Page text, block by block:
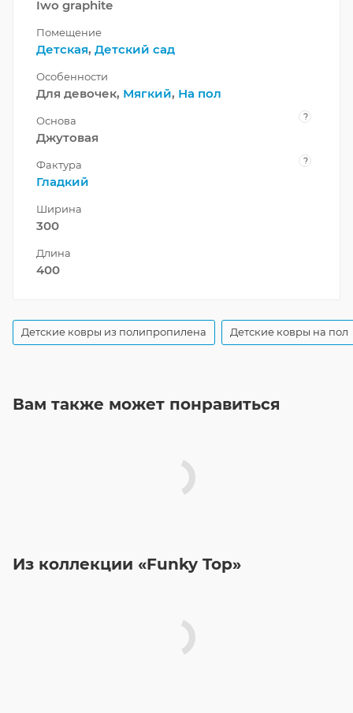
Iwo graphite
Помещение
Детская, Детский сад
Особенности
Для девочек, Мягкий, На пол
Основа ?
Джутовая
Фактура ?
Гладкий
Ширина
300
Длина
400
Детские ковры из полипропилена Детские ковры на пол
Вам также может понравиться
Из коллекции «Funky Top»